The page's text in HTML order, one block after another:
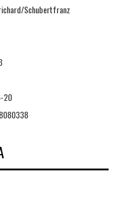
Schubertfranz
20